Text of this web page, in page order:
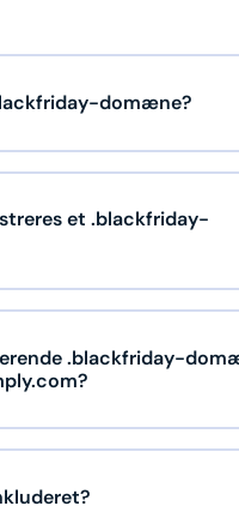
domæne?
et .blackfriday-
.blackfriday-